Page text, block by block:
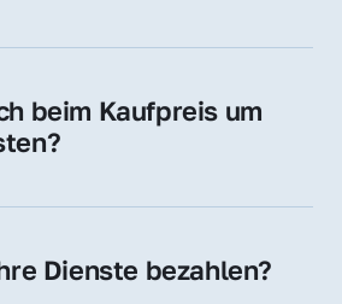
ist der Kauf in der Regel
beim Kaufpreis um
Domain (z. B. beim
bewegen sich für .de
Dienste bezahlen?